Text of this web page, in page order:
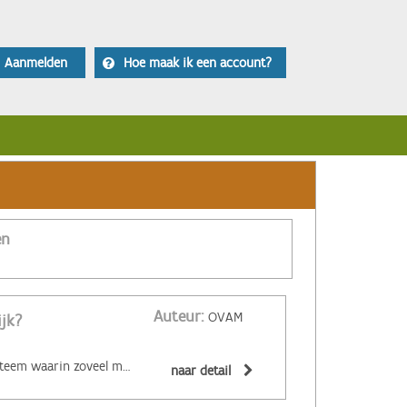
Aanmelden Hoe maak ik een account?
Auteur: OVAM
‌De circulaire economie is een economisch systeem waarin zoveel mogelijk producten en grondstoffen hergebruikt of hoogwaardig gerecycleerd worden. Materialen zijn (volledig) recycleerbaar of afbreekbaar, spullen worden hersteld, hebben een hoge tweedehandswaarde, zijn ‘upgradebaar’, kunnen makkelijk gedemonteerd worden en omgevormd tot nieuwe producten ... Zo wordt maximaal vermeden dat spullen hun waarde verliezen. De circulaire economie biedt een alternatief voor het huidige lineaire systeem. Daarin worden grondstoffen omgezet in producten die aan het einde van hun leven massaal afval worden. De Ellen MacArthur Foundation maakte er een inzichtelijk filmpje over: naar detail